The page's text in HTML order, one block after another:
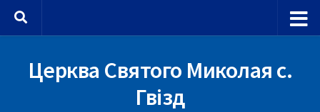
Skip to content
Церква Святого Миколая с.
Гвізд